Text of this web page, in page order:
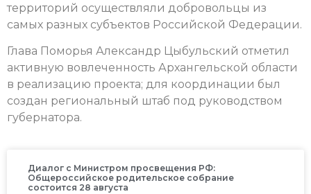
территорий осуществляли добровольцы из
самых разных субъектов Российской Федерации.
Глава Поморья Александр Цыбульский отметил
активную вовлеченность Архангельской области
в реализацию проекта; для координации был
создан региональный штаб под руководством
губернатора.
Диалог с Министром просвещения РФ:
Общероссийское родительское собрание
состоится 28 августа